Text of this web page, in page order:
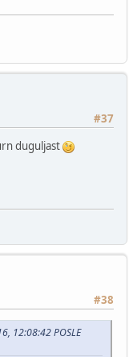
#37
duguljast
#38
12:08:42 POSLE